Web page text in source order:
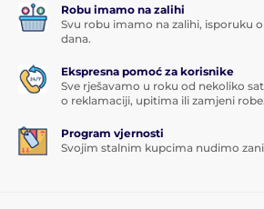
Robu imamo na zalihi
Svu robu imamo na zalihi, isporuku
dana.
Ekspresna pomoć za korisnike
Sve rješavamo u roku od nekoliko
o reklamaciji, upitima ili zamjeni robe.
Program vjernosti
Svojim stalnim kupcima nudimo